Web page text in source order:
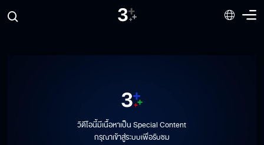
วิดีโอนี้มีเนื้อหาเป็น Special Content
กรุณาเข้าสู่ระบบเพื่อรับชม